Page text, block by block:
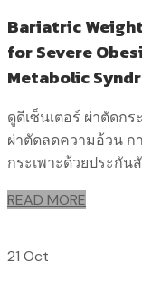
Bariatric
for Severe
Metabolic
ดูดีเซ็นเตอร์ ผ่าตัดก
ผ่าตัดลดความอ้วน ก
กระเพาะด้วยประกั
READ MORE
21 Oct